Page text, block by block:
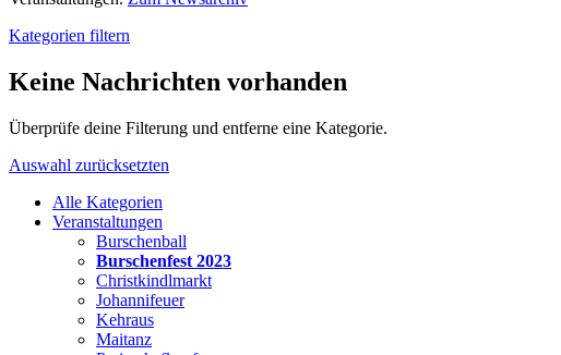
Kategorien filtern
Keine Nachrichten vorhanden
Überprüfe deine Filterung und entferne eine Kategorie.
Auswahl zurücksetzten
Alle Kategorien
Veranstaltungen
Burschenball
Burschenfest 2023
Christkindlmarkt
Johannifeuer
Kehraus
Maitanz